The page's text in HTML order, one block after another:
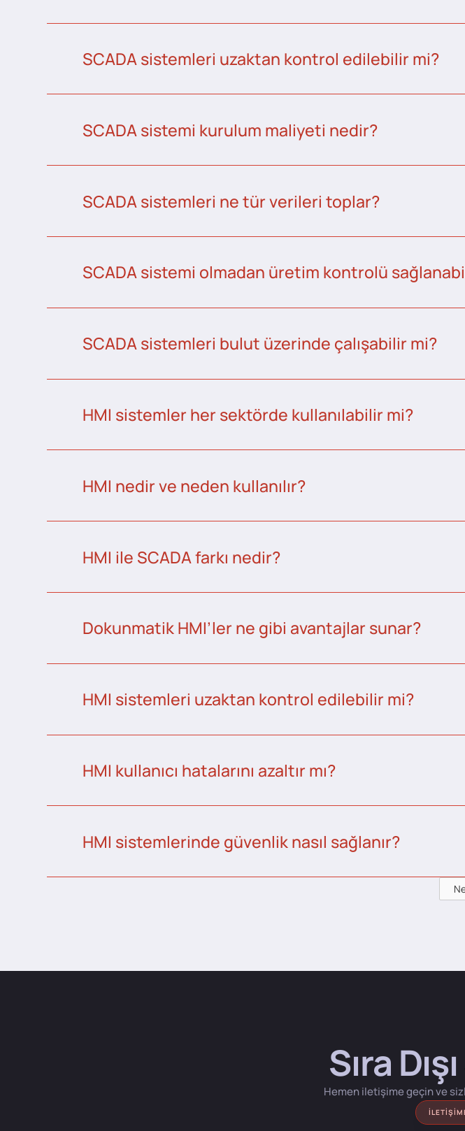
SCADA sistemleri uzaktan kontrol edilebilir mi?
SCADA sistemi kurulum maliyeti nedir?
SCADA sistemleri ne tür verileri toplar?
SCADA sistemi olmadan üretim kontrolü
SCADA sistemleri bulut üzerinde çalışabilir mi?
HMI sistemler her sektörde kullanılabilir mi?
HMI nedir ve neden kullanılır?
HMI ile SCADA farkı nedir?
Dokunmatik HMI’ler ne gibi avantajlar sunar?
HMI sistemleri uzaktan kontrol edilebilir mi?
HMI kullanıcı hatalarını azaltır mı?
HMI sistemlerinde güvenlik nasıl sağlanır?
Sıra
Hemen iletişime geçin ve